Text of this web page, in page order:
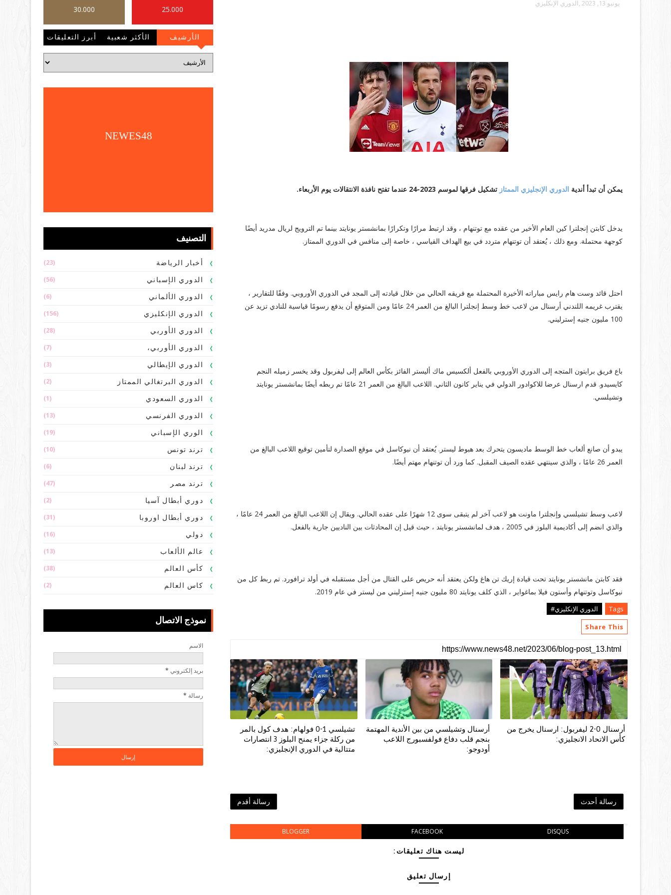
يونيو 13, 2023 ,الدوري الإنكليزي
يمكن أن تبدأ أندية الدوري الإنجليزي الممتاز تشكيل فرقها لموسم 2023-24 عندما تفتح نافذة الانتقالات يوم الأربعاء.
يدخل كابتن إنجلترا كين العام الأخير من عقده مع توتنهام ، وقد ارتبط مرارًا وتكرارًا بمانشستر يونايتد بينما تم الترويج لريال مدريد أيضًا
كوجهة محتملة. ومع ذلك ، يُعتقد أن توتنهام متردد في بيع الهداف القياسي ، خاصة إلى منافس في الدوري الممتاز.
احتل قائد وست هام رايس مباراته الأخيرة المحتملة مع فريقه الحالي من خلال قيادته إلى المجد في الدوري الأوروبي. وفقًا للتقارير ،
يقترب غريمه اللندني أرسنال من لاعب خط وسط إنجلترا البالغ من العمر 24 عامًا ومن المتوقع أن يدفع رسومًا قياسية للنادي تزيد عن
100 مليون جنيه إسترليني.
باع فريق برايتون المتجه إلى الدوري الأوروبي بالفعل ألكسيس ماك أليستر الفائز بكأس العالم إلى ليفربول وقد يخسر زميله النجم
كايسيدو. قدم ارسنال عرضا للاكوادور الدولي في يناير كانون الثاني. اللاعب البالغ من العمر 21 عامًا تم ربطه أيضًا بمانشستر يونايتد
وتشيلسي.
يبدو أن صانع ألعاب خط الوسط ماديسون يتحرك بعد هبوط ليستر. يُعتقد أن نيوكاسل في موقع الصدارة لتأمين توقيع اللاعب البالغ من
العمر 26 عامًا ، والذي سينتهي عقده الصيف المقبل. كما ورد أن توتنهام مهتم أيضًا.
لاعب وسط تشيلسي وإنجلترا ماونت هو لاعب آخر لم يتبقى سوى 12 شهرًا على عقده الحالي. ويقال إن اللاعب البالغ من العمر 24 عامًا ،
والذي انضم إلى أكاديمية البلوز في 2005 ، هدف لمانشستر يونايتد ، حيث قيل إن المحادثات بين الناديين جارية بالفعل.
فقد كابتن مانشستر يونايتد تحت قيادة إريك تن هاغ ولكن يعتقد أنه حريص على القتال من أجل مستقبله في أولد ترافورد. تم ربط كل من
نيوكاسل وتوتنهام وأستون فيلا بماغواير ، الذي كلف يونايتد 80 مليون جنيه إسترليني من ليستر في عام 2019.
Tags
الدوري الإنكليزي#
Share This
تشيلسي 1-0 فولهام: هدف كول بالمر
من ركلة جزاء يمنح البلوز 3 انتصارات
متتالية في الدوري الإنجليزي:
أرسنال وتشيلسي من بين الأندية المهتمة
بنجم قلب دفاع فولفسبورج اللاعب
أودوجو:
أرسنال 0-2 ليفربول: ارسنال يخرج من
كأس الاتحاد الانجليزي:
رسالة أحدث رسالة أقدم
BLOGGER FACEBOOK DISQUS
ليست هناك تعليقات:
إرسال تعليق
25.000
30.000
الأرشيف الأكثر شعبية أبرز التعليقات
NEWES48
التصنيف
أخبار الرياضة (23)
الدوري الإسباني (56)
الدوري الألماني (6)
الدوري الإنكليزي (156)
الدوري الأوربي (28)
الدوري الأوربي، (7)
الدوري الإيطالي (3)
الدوري البرتغالي الممتاز (2)
الدوري السعودي (1)
الدوري الفرنسي (13)
الوري الإسباني (19)
ترند تونس (10)
ترند لبنان (6)
ترند مصر (47)
دوري أبطال آسيا (2)
دوري أبطال اوروبا (31)
دولي (16)
عالم الألعاب (13)
كأس العالم (38)
كاس العالم (2)
نموذج الاتصال
الاسم
بريد إلكتروني *
رسالة *